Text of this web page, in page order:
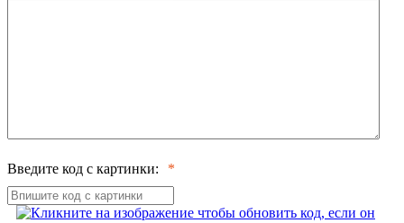
Введите код с картинки: